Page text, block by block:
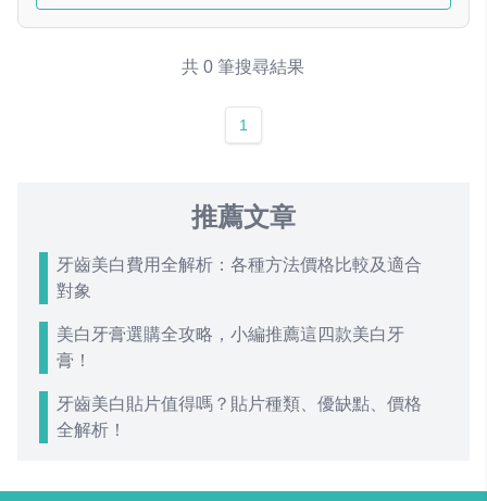
共 0 筆搜尋結果
1
推薦文章
牙齒美白費用全解析：各種方法價格比較及適合
對象
美白牙膏選購全攻略，小編推薦這四款美白牙
膏！
牙齒美白貼片值得嗎？貼片種類、優缺點、價格
全解析！